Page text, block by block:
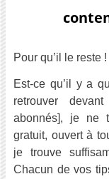
Pour qu’il le reste !
Est-ce qu’il y a
retrouver
abonnés], je ne
gratuit, ouvert à
je trouve
Chacun de vos